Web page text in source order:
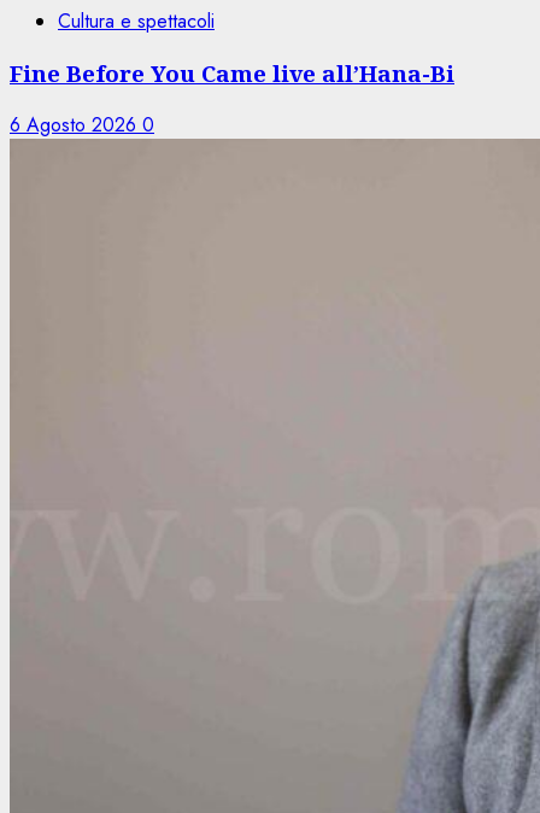
Cultura e spettacoli
Fine Before You Came live all’Hana-Bi
6 Agosto 2026 0